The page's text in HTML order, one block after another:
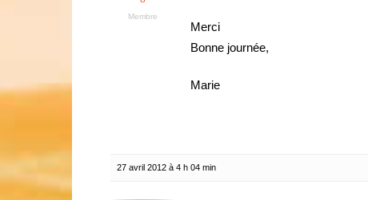
Membre
Merci
Bonne journée,
Marie
27 avril 2012 à 4 h 04 min